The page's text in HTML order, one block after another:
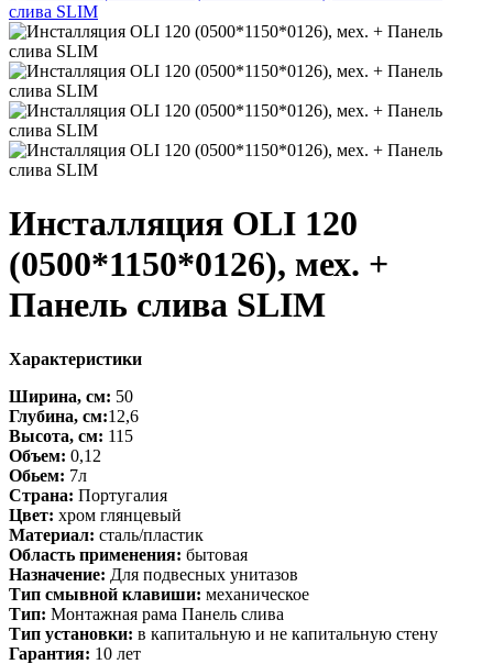
Инсталляция OLI 120
(0500*1150*0126), мех. +
Панель слива SLIM
Характеристики
Ширина, см: 50
Глубина, см:12,6
Высота, см: 115
Объем: 0,12
Обьем: 7л
Страна: Португалия
Цвет: хром глянцевый
Материал: сталь/пластик
Область применения: бытовая
Назначение: Для подвесных унитазов
Тип смывной клавиши: механическое
Тип: Монтажная рама Панель слива
Тип установки: в капитальную и не капитальную стену
Гарантия: 10 лет